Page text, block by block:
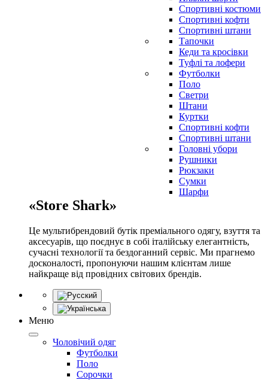
Спортивні костюми
Спортивні кофти
Спортивні штани
Тапочки
Кеди та кросівки
Туфлі та лофери
Футболки
Поло
Светри
Штани
Куртки
Cпортивні кофти
Спортивні штани
Головні убори
Рушники
Рюкзаки
Сумки
Шарфи
«Store Shark»
Це мультибрендовий бутік преміального одягу, взуття та
аксесуарів, що поєднує в собі італійську елегантність,
сучасні технології та бездоганний сервіс. Ми прагнемо
досконалості, пропонуючи нашим клієнтам лише
найкраще від провідних світових брендів.
Меню
Чоловічий одяг
Футболки
Поло
Сорочки